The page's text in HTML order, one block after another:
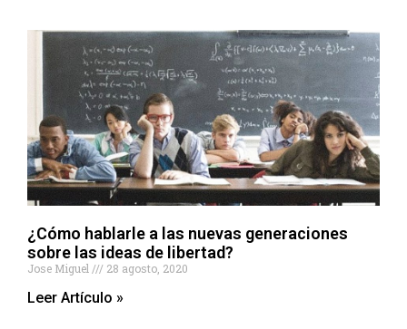
¿Cómo hablarle a las nuevas generaciones
sobre las ideas de libertad?
Jose Miguel 28 agosto, 2020
Leer Artículo »